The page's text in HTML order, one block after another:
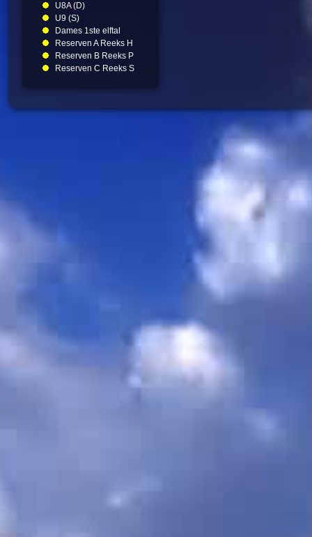
U8A (D)
U9 (S)
Dames 1ste elftal
Reserven A Reeks H
Reserven B Reeks P
Reserven C Reeks S